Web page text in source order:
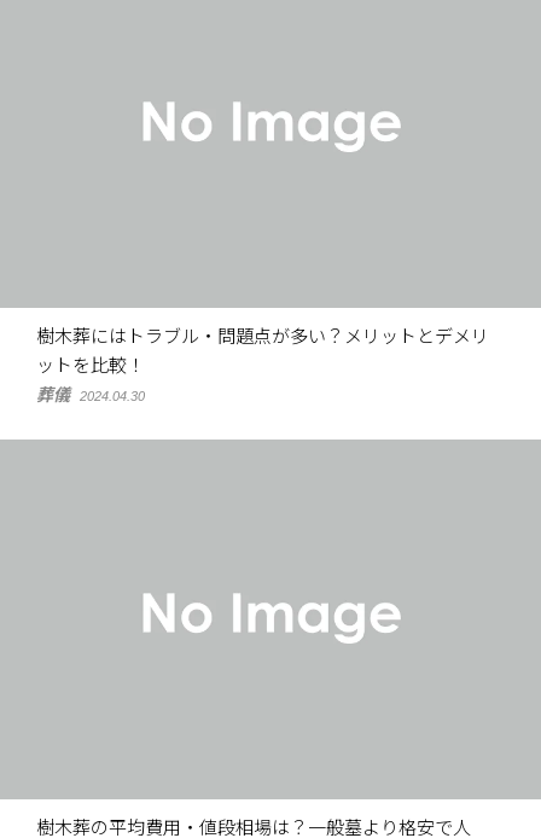
樹木葬にはトラブル・問題点が多い？メリットとデメリ
ットを比較！
葬儀 2024.04.30
樹木葬の平均費用・値段相場は？一般墓より格安で人